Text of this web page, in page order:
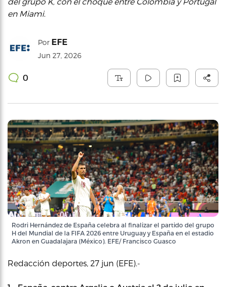
en Miami.
Por EFE
Jun 27, 2026
0
Rodri Hernández de España celebra al finalizar el partido del grupo
H del Mundial de la FIFA 2026 entre Uruguay y España en el estadio
Akron en Guadalajara (México). EFE/ Francisco Guasco
Redacción deportes, 27 jun (EFE).-